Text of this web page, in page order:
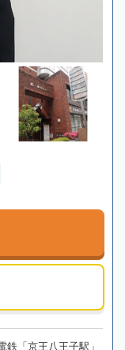
「京王八王子駅」